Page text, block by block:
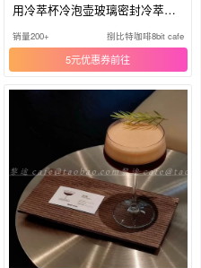
用冷萃杯冷泡壶玻璃密封冷萃瓶
器具
销量200+ 捌比特咖啡8bit cafe
5元优惠券